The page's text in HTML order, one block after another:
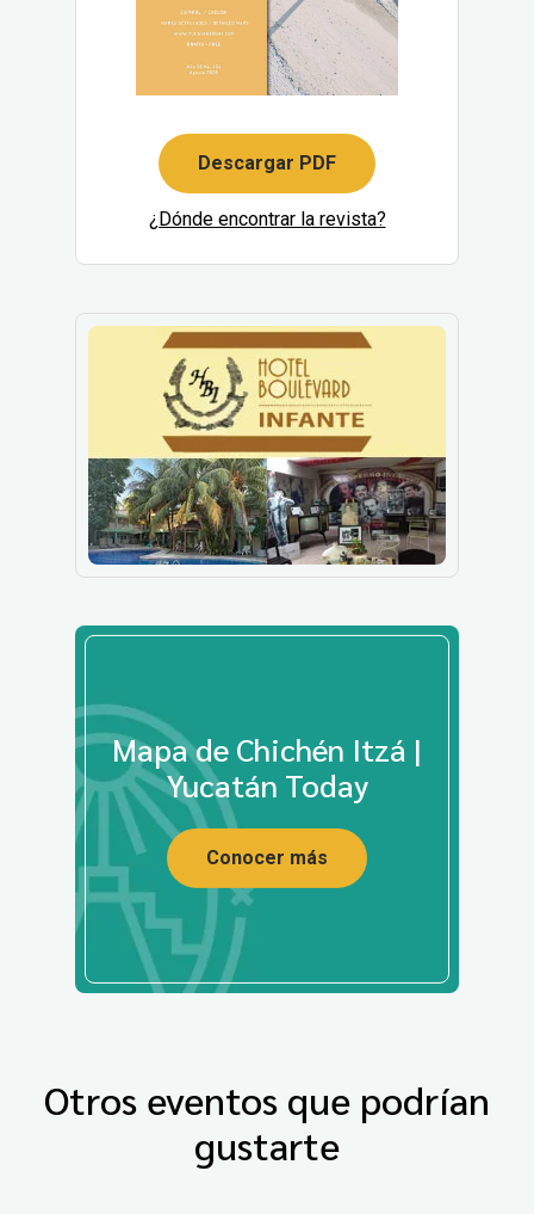
Descargar PDF
¿Dónde encontrar la revista?
Mapa de Chichén Itzá |
Yucatán Today
Conocer más
Otros eventos que podrían
gustarte